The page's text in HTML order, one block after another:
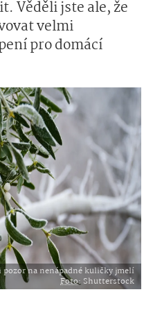
Věděli jste ale, že
velmi
pro domácí
pozor na nenápadné kuličky jmelí
Foto: Shutterstock